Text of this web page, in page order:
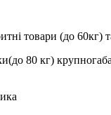
товари (до 60кг)
80 кг)